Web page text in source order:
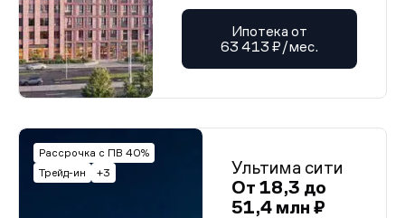
Ипотека от
63 413 ₽/мес.
Рассрочка с ПВ 40%
Трейд-ин
+3
Ультима сити
От 18,3 до
51,4 млн ₽